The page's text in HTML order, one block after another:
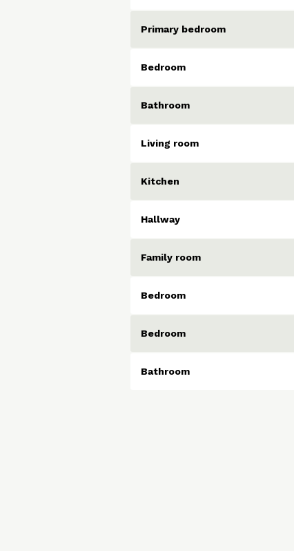
Primary bedroom
Bedroom
Bathroom
Living room
Kitchen
Hallway
Family room
Bedroom
Bedroom
Bathroom